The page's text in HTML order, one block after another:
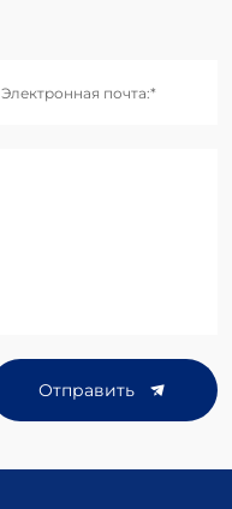
Электронная почта:*
Отправить